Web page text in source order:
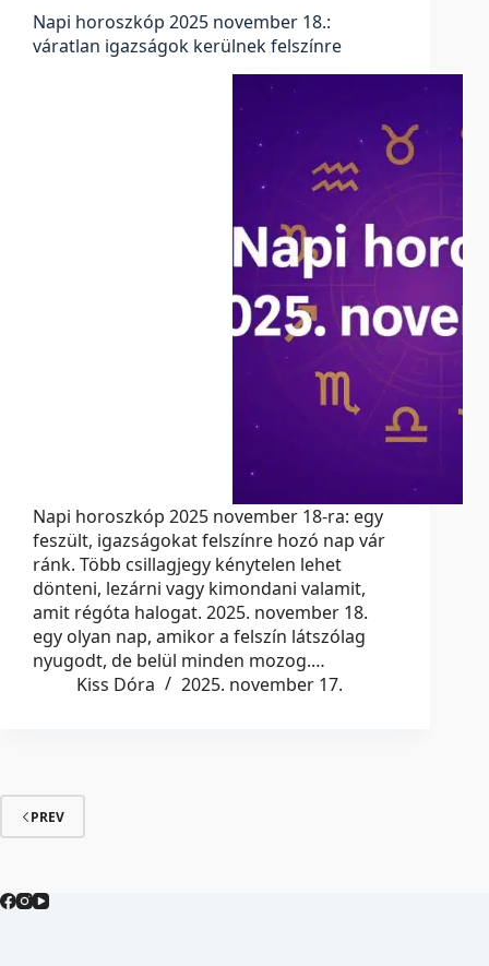
Napi horoszkóp 2025 november 18.:
váratlan igazságok kerülnek felszínre
Napi horoszkóp 2025 november 18-ra: egy
feszült, igazságokat felszínre hozó nap vár
ránk. Több csillagjegy kénytelen lehet
dönteni, lezárni vagy kimondani valamit,
amit régóta halogat. 2025. november 18.
egy olyan nap, amikor a felszín látszólag
nyugodt, de belül minden mozog.…
Kiss Dóra
2025. november 17.
PREV